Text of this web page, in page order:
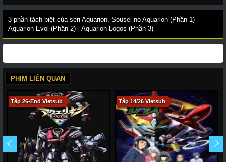
3 phần tách biệt của seri Aquarion. Sousei no Aquarion (Phần 1) -
Aquarion Evol (Phần 2) - Aquarion Logos (Phần 3)
PHIM LIÊN QUAN
Tập 26-End Vietsub Tập 14/26 Vietsub